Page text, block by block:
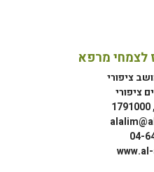
לצמחי מרפא
ציפורי
04-